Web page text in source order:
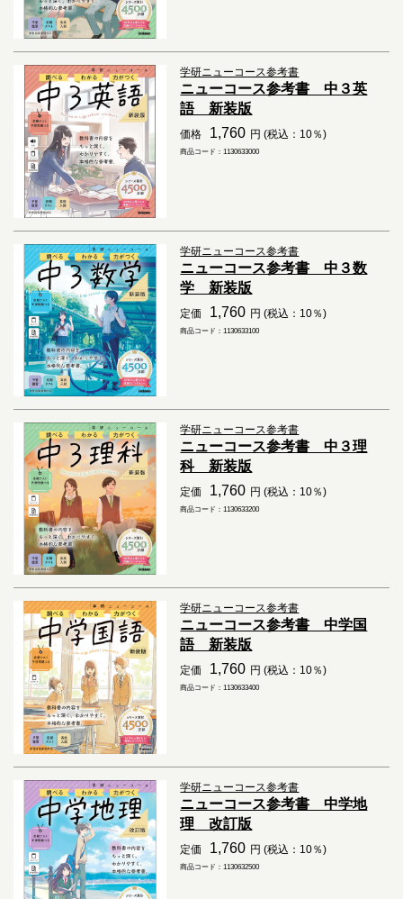
学研ニューコース参考書
ニューコース参考書 中３英
語 新装版
価格 1,760 円 (税込：10％)
商品コード：1130633000
学研ニューコース参考書
ニューコース参考書 中３数
学 新装版
定価 1,760 円 (税込：10％)
商品コード：1130633100
学研ニューコース参考書
ニューコース参考書 中３理
科 新装版
定価 1,760 円 (税込：10％)
商品コード：1130633200
学研ニューコース参考書
ニューコース参考書 中学国
語 新装版
定価 1,760 円 (税込：10％)
商品コード：1130633400
学研ニューコース参考書
ニューコース参考書 中学地
理 改訂版
定価 1,760 円 (税込：10％)
商品コード：1130632500